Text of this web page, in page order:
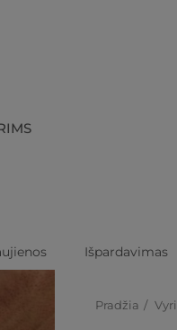
Išpardavimas
Pradžia